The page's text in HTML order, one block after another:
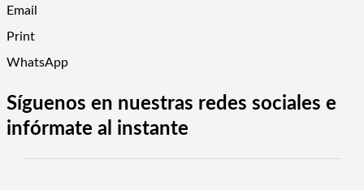
Email
Print
WhatsApp
Síguenos en nuestras redes sociales e
infórmate al instante